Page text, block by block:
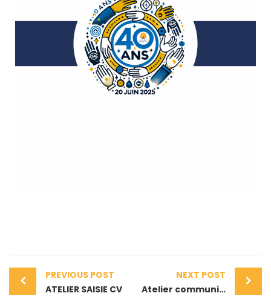
PREVIOUS POST
ATELIER SAISIE CV
NEXT POST
Atelier communication non verbale